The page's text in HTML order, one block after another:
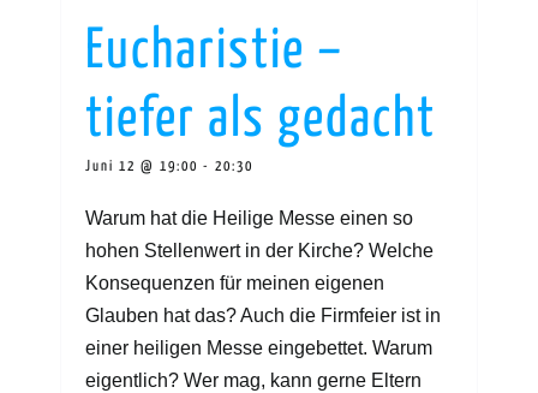
Eucharistie –
tiefer als gedacht
Juni 12 @ 19:00 - 20:30
Warum hat die Heilige Messe einen so
hohen Stellenwert in der Kirche? Welche
Konsequenzen für meinen eigenen
Glauben hat das? Auch die Firmfeier ist in
einer heiligen Messe eingebettet. Warum
eigentlich? Wer mag, kann gerne Eltern